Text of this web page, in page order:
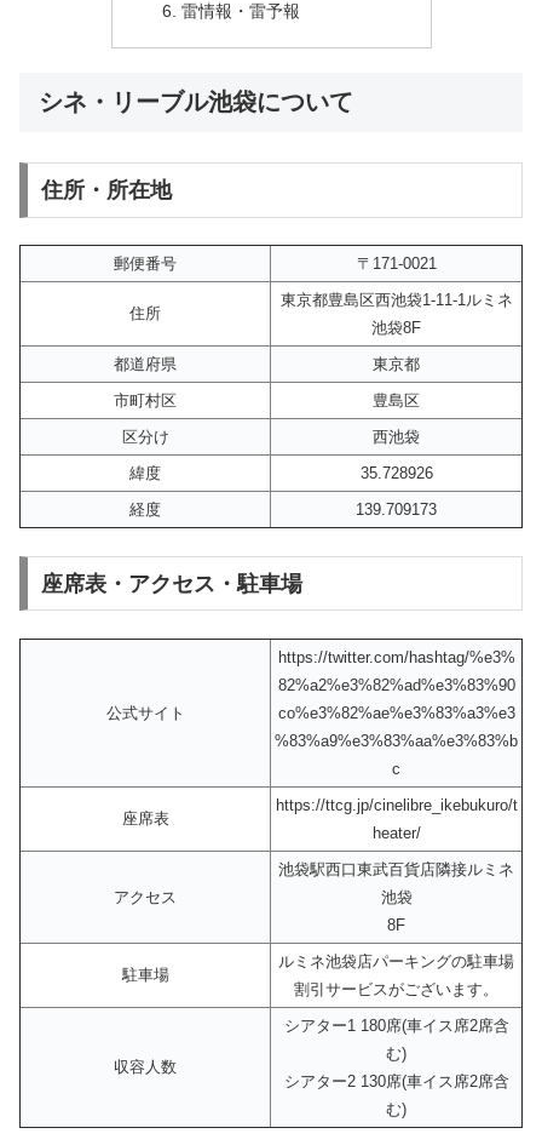
雷情報・雷予報
シネ・リーブル池袋について
住所・所在地
郵便番号 〒171-0021
住所
東京都豊島区西池袋1-11-1ルミネ
池袋8F
都道府県
東京都
市町村区
豊島区
区分け
西池袋
緯度
35.728926
経度
139.709173
座席表・アクセス・駐車場
公式サイト
https://twitter.com/hashtag/%e3%
82%a2%e3%82%ad%e3%83%90
co%e3%82%ae%e3%83%a3%e3
%83%a9%e3%83%aa%e3%83%b
c
座席表
https://ttcg.jp/cinelibre_ikebukuro/t
heater/
アクセス
池袋駅西口東武百貨店隣接ルミネ
池袋
8F
駐車場
ルミネ池袋店パーキングの駐車場
割引サービスがございます。
収容人数
シアター1 180席(車イス席2席含
む)
シアター2 130席(車イス席2席含
む)